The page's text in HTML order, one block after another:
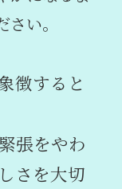
い。
徴すると
張をやわ
さを大切